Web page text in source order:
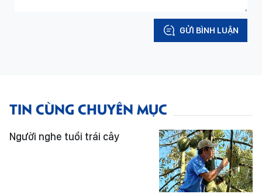
GỬI BÌNH LUẬN
TIN CÙNG CHUYÊN MỤC
Người nghe tuổi trái cây